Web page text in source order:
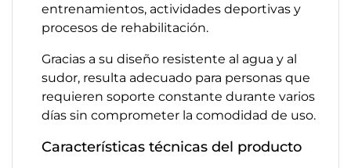
entrenamientos, actividades deportivas y
procesos de rehabilitación.
Gracias a su diseño resistente al agua y al
sudor, resulta adecuado para personas que
requieren soporte constante durante varios
días sin comprometer la comodidad de uso.
Características técnicas del producto